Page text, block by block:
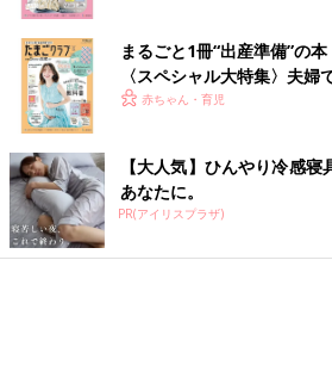
まるごと1冊“出産準備”の
〈スペシャル大特集〉夫
赤ちゃん・育児
【大人気】ひんやり冷感
あなたに。
PR(アイリスプラザ)